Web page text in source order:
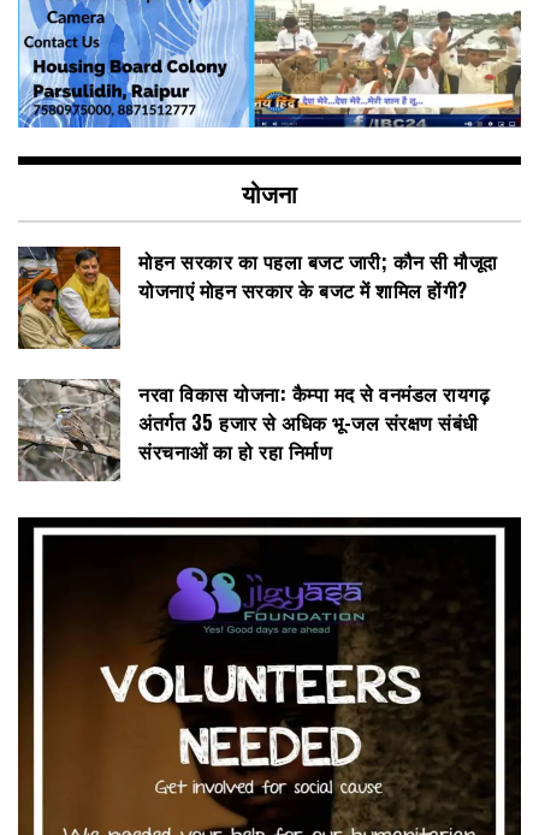
योजना
मोहन सरकार का पहला बजट जारी; कौन सी मौजूदा
योजनाएं मोहन सरकार के बजट में शामिल होंगी?
नरवा विकास योजना: कैम्पा मद से वनमंडल रायगढ़
अंतर्गत 35 हजार से अधिक भू-जल संरक्षण संबंधी
संरचनाओं का हो रहा निर्माण